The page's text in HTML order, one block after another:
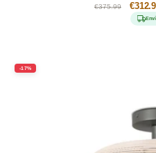
Precio
€375.99
de
oferta
-17%